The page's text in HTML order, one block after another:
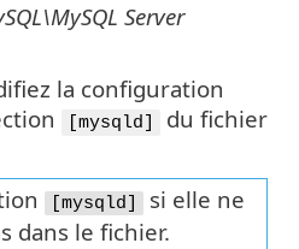
Server
la configuration
[mysqld]
du fichier
[mysqld]
si elle ne
dans le fichier.